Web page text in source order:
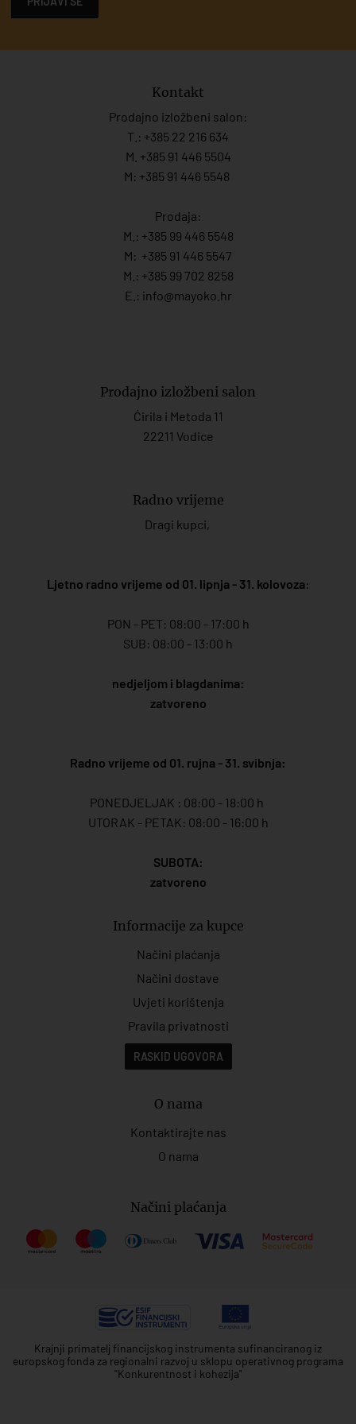
Kontakt
Prodajno izložbeni salon:
T.: +385 22 216 634
M. +385 91 446 5504
M: +385 91 446 5548
Prodaja:
M.: +385 99 446 5548
M: +385 91 446 5547
M.: +385 99 702 8258
E.: info@mayoko. hr
Prodajno izložbeni salon
Ćirila i Metoda 11
22211 Vodice
Radno vrijeme
Dragi kupci,
Ljetno radno vrijeme od 01. lipnja - 31. kolovoza:
PON - PET: 08:00 - 17:00 h
SUB: 08:00 - 13:00 h
nedjeljom i blagdanima:
zatvoreno
Radno vrijeme od 01. rujna - 31. svibnja:
PONEDJELJAK : 08:00 - 18:00 h
UTORAK - PETAK: 08:00 - 16:00 h
SUBOTA:
zatvoreno
Informacije za kupce
Načini plaćanja
Načini dostave
Uvjeti korištenja
Pravila privatnosti
RASKID UGOVORA
O nama
Kontaktirajte nas
O nama
Načini plaćanja
Krajnji primatelj financijskog instrumenta sufinanciranog iz
europskog fonda za regionalni razvoj u sklopu operativnog programa
"Konkurentnost i kohezija"